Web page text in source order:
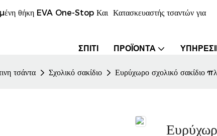
θήκη EVA One-Stop Και Κατασκευαστής τσαντών για
ΣΠΊΤΙ ΠΡΟΪΌΝΤΑ
τσάντα Σχολικό σακίδιο Ευρύχωρο σχολικό σακίδιο